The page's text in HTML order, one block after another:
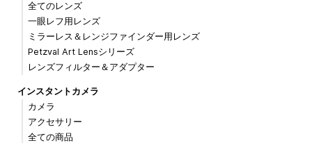
全てのレンズ
一眼レフ用レンズ
ミラーレス＆レンジファインダー用レンズ
Petzval Art Lensシリーズ
レンズフィルター＆アダプター
インスタントカメラ
カメラ
アクセサリー
全ての商品